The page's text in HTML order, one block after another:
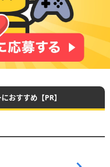
おすすめ【PR】